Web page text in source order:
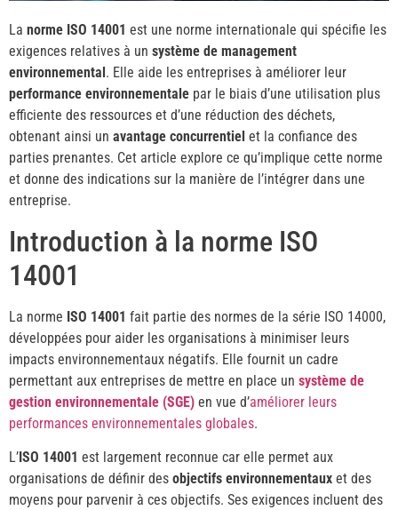
La norme ISO 14001 est une norme internationale qui spécifie les
exigences relatives à un système de management
environnemental . Elle aide les entreprises à améliorer leur
performance environnementale par le biais d’une utilisation plus
efficiente des ressources et d’une réduction des déchets,
obtenant ainsi un avantage concurrentiel et la confiance des
parties prenantes. Cet article explore ce qu’implique cette norme
et donne des indications sur la manière de l’intégrer dans une
entreprise.
Introduction à la norme ISO
14001
La norme ISO 14001 fait partie des normes de la série ISO 14000,
développées pour aider les organisations à minimiser leurs
impacts environnementaux négatifs. Elle fournit un cadre
permettant aux entreprises de mettre en place un système de
gestion environnementale (SGE) en vue d’améliorer leurs
performances environnementales globales.
L’ ISO 14001 est largement reconnue car elle permet aux
organisations de définir des objectifs environnementaux et des
moyens pour parvenir à ces objectifs. Ses exigences incluent des